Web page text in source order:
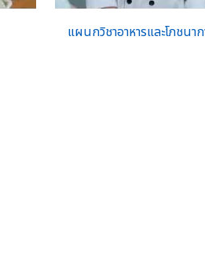
แผนกวิชาอาหารและโภชนา